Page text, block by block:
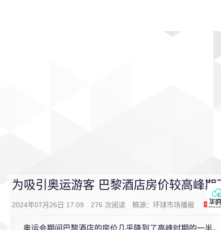
为吸引奥运游客 巴黎酒店房价较高峰期
2024年07月26日 17:09 276 次阅读 稿源： 环球市场播报 0
奥运会期间巴黎酒店的房价几乎降到了高峰时期的一半